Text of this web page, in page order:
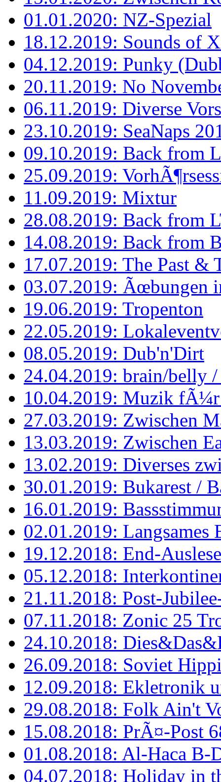
01.01.2020: NZ-Spezial
18.12.2019: Sounds of
04.12.2019: Punky
20.11.2019: No
06.11.2019: Diverse
23.10.2019: SeaNaps
09.10.2019: Back from
25.09.2019:
11.09.2019: Mixtur
28.08.2019: Back from
14.08.2019: Back from
17.07.2019: The Past &
03.07.2019: Ãœbungen
19.06.2019: Tropenton
22.05.2019:
08.05.2019: Dub'n'Dirt
24.04.2019: brain/belly /
10.04.2019: Muzik
27.03.2019: Zwischen
13.03.2019: Zwischen
13.02.2019: Diverses
30.01.2019: Bukarest /
16.01.2019:
02.01.2019:
19.12.2018: End-
05.12.2018:
21.11.2018: Post-
07.11.2018: Zonic 25
24.10.2018:
26.09.2018: Soviet
12.09.2018: Ekletronik
29.08.2018: Folk Ain't
15.08.2018: PrÃ¤-Post
01.08.2018: Al-Haca B-
04.07.2018: Holiday in